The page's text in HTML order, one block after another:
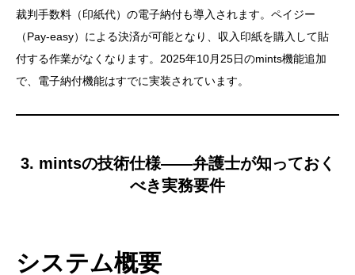
裁判手数料（印紙代）の電子納付も導入されます。ペイジー
（Pay-easy）による決済が可能となり、収入印紙を購入して貼
付する作業がなくなります。2025年10月25日のmints機能追加
で、電子納付機能はすでに実装されています。
3. mintsの技術仕様——弁護士が知っておく
べき実務要件
システム概要